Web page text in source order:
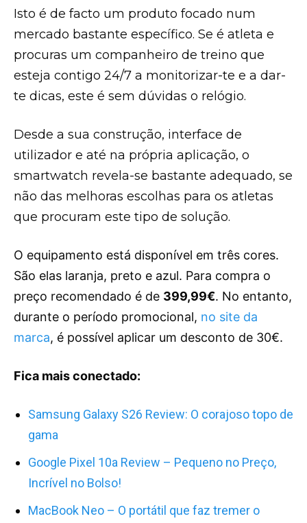
Isto é de facto um produto focado num
mercado bastante específico. Se é atleta e
procuras um companheiro de treino que
esteja contigo 24/7 a monitorizar-te e a dar-
te dicas, este é sem dúvidas o relógio.
Desde a sua construção, interface de
utilizador e até na própria aplicação, o
smartwatch revela-se bastante adequado, se
não das melhoras escolhas para os atletas
que procuram este tipo de solução.
O equipamento está disponível em três cores.
São elas laranja, preto e azul. Para compra o
preço recomendado é de 399,99€. No entanto,
durante o período promocional, no site da
marca, é possível aplicar um desconto de 30€.
Fica mais conectado:
Samsung Galaxy S26 Review: O corajoso topo de
gama
Google Pixel 10a Review – Pequeno no Preço,
Incrível no Bolso!
MacBook Neo – O portátil que faz tremer o